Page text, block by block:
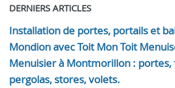
DERNIERS ARTICLES
Installation de portes, portails et
Mondion avec Toit Mon Toit
Menuisier à Montmorillon :
pergolas, stores, volets.